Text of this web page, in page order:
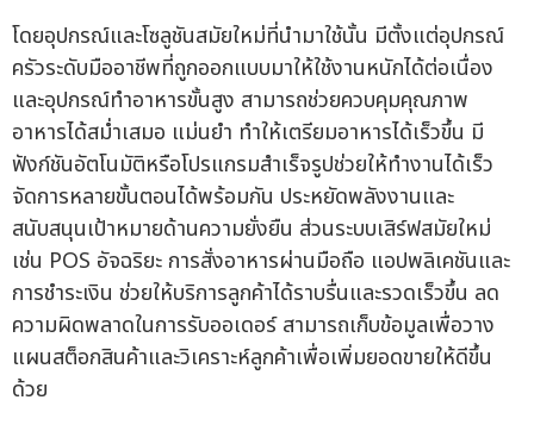
โดยอุปกรณ์และโซลูชันสมัยใหม่ที่นำมาใช้นั้น มีตั้งแต่อุปกรณ์
ครัวระดับมืออาชีพที่ถูกออกแบบมาให้ใช้งานหนักได้ต่อเนื่อง
และอุปกรณ์ทำอาหารขั้นสูง สามารถช่วยควบคุมคุณภาพ
อาหารได้สม่ำเสมอ แม่นยำ ทำให้เตรียมอาหารได้เร็วขึ้น มี
ฟังก์ชันอัตโนมัติหรือโปรแกรมสำเร็จรูปช่วยให้ทำงานได้เร็ว
จัดการหลายขั้นตอนได้พร้อมกัน ประหยัดพลังงานและ
สนับสนุนเป้าหมายด้านความยั่งยืน ส่วนระบบเสิร์ฟสมัยใหม่
เช่น POS อัจฉริยะ การสั่งอาหารผ่านมือถือ แอปพลิเคชันและ
การชำระเงิน ช่วยให้บริการลูกค้าได้ราบรื่นและรวดเร็วขึ้น ลด
ความผิดพลาดในการรับออเดอร์ สามารถเก็บข้อมูลเพื่อวาง
แผนสต็อกสินค้าและวิเคราะห์ลูกค้าเพื่อเพิ่มยอดขายให้ดีขึ้น
ด้วย